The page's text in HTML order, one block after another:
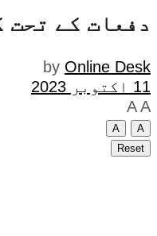
دفعات کے تحت
by Online Desk
11 اکتوبر 2023
A A
A
A
Reset